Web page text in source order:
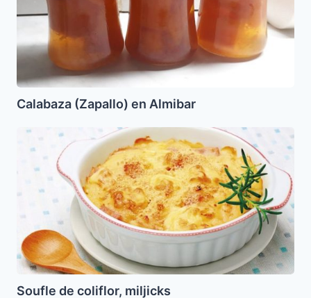
Calabaza (Zapallo) en Almibar
Soufle
coliflor,
miljicks
Soufle de coliflor, miljicks